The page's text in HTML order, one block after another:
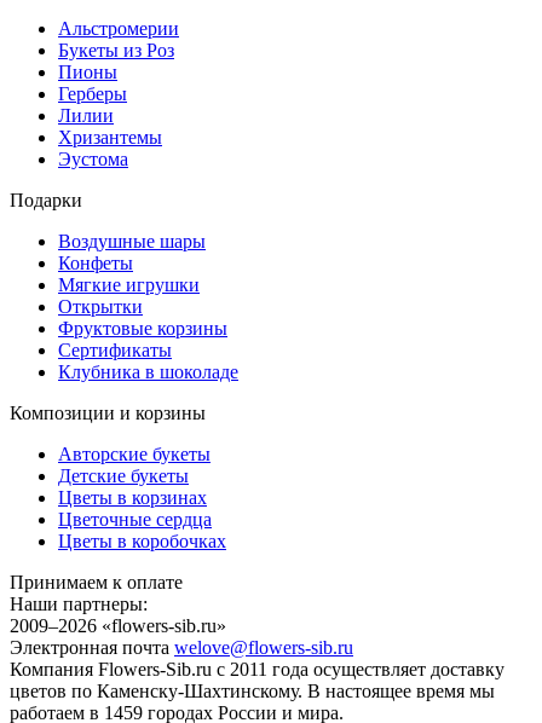
Альстромерии
Букеты из Роз
Пионы
Герберы
Лилии
Хризантемы
Эустома
Подарки
Воздушные шары
Конфеты
Мягкие игрушки
Открытки
Фруктовые корзины
Сертификаты
Клубника в шоколаде
Композиции и корзины
Авторские букеты
Детские букеты
Цветы в корзинах
Цветочные сердца
Цветы в коробочках
Принимаем к оплате
Наши партнеры:
2009–2026 «flowers-sib.ru»
Электронная почта welove@flowers-sib.ru
Компания Flowers-Sib.ru с 2011 года осуществляет доставку
цветов по Каменску-Шахтинскому. В настоящее время мы
работаем в 1459 городах России и мира.